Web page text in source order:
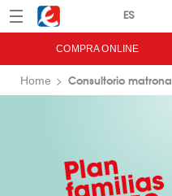
Menú Eroski
COMPRA ONLINE
Home Consultorio matrona